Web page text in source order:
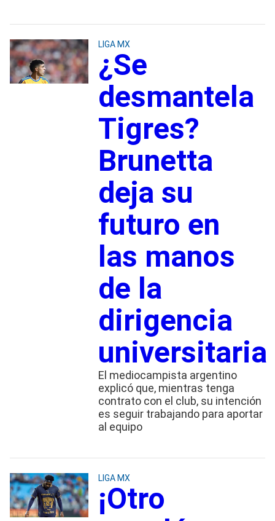
LIGA MX
¿Se
desmantela
Tigres?
Brunetta
deja su
futuro en
las manos
de la
dirigencia
universitaria
El mediocampista argentino
explicó que, mientras tenga
contrato con el club, su intención
es seguir trabajando para aportar
al equipo
LIGA MX
¡Otro